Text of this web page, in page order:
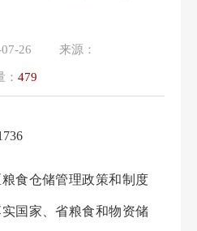
26 来源：
479
粮食仓储管理政策和制度
国家 、省粮食和物资储